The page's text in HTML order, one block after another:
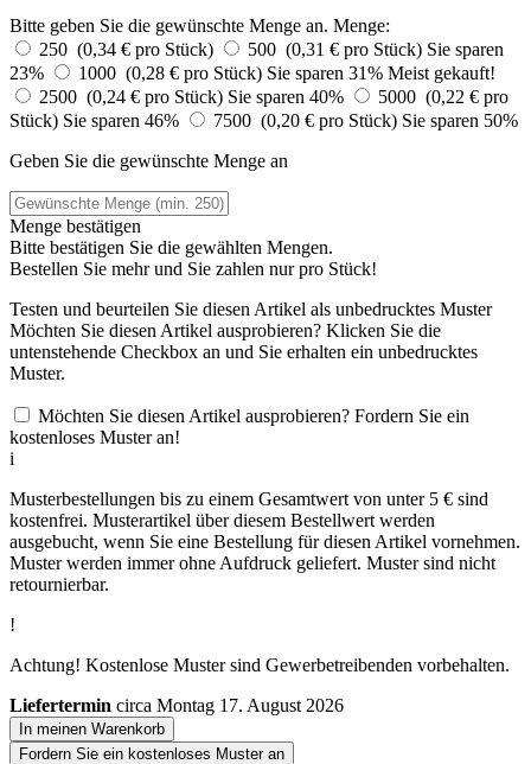
Bitte geben Sie die gewünschte Menge an. Menge:
250 (0,34 € pro Stück)
500 (0,31 € pro Stück) Sie sparen
23%
1000 (0,28 € pro Stück) Sie sparen 31% Meist gekauft!
2500 (0,24 € pro Stück) Sie sparen 40%
5000 (0,22 € pro
Stück) Sie sparen 46% 7500 (0,20 € pro Stück) Sie sparen 50%
Geben Sie die gewünschte Menge an
Menge bestätigen
Bitte bestätigen Sie die gewählten Mengen.
Bestellen Sie mehr und Sie zahlen nurpro Stück!
Testen und beurteilen Sie diesen Artikel als unbedrucktes Muster
Möchten Sie diesen Artikel ausprobieren? Klicken Sie die
untenstehende Checkbox an und Sie erhalten ein unbedrucktes
Muster.
Möchten Sie diesen Artikel ausprobieren? Fordern Sie ein
kostenloses Muster an!
i
Musterbestellungen bis zu einem Gesamtwert von unter 5 € sind
kostenfrei. Musterartikel über diesem Bestellwert werden
ausgebucht, wenn Sie eine Bestellung für diesen Artikel vornehmen.
Muster werden immer ohne Aufdruck geliefert. Muster sind nicht
retournierbar.
!
Achtung! Kostenlose Muster sind Gewerbetreibenden vorbehalten.
Liefertermin circa Montag 17. August 2026
In meinen Warenkorb
Fordern Sie ein kostenloses Muster an